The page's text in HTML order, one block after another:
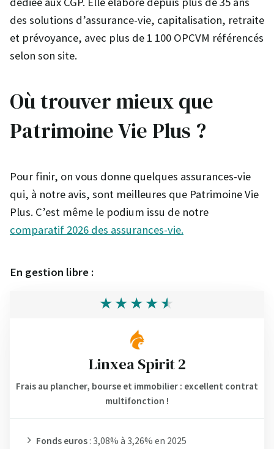
des solutions d’assurance-vie, capitalisation, retraite
et prévoyance, avec plus de 1 100 OPCVM référencés
selon son site.
Où trouver mieux que
Patrimoine Vie Plus ?
Pour finir, on vous donne quelques assurances-vie
qui, à notre avis, sont meilleures que Patrimoine Vie
Plus. C’est même le podium issu de notre
comparatif 2026 des assurances-vie.
En gestion libre :
Linxea Spirit 2
Frais au plancher, bourse et immobilier : excellent contrat
multifonction !
Fonds euros : 3,08% à 3,26% en 2025